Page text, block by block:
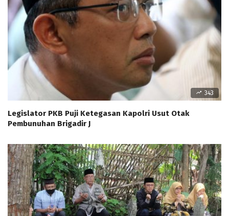
343
Legislator PKB Puji Ketegasan Kapolri Usut Otak
Pembunuhan Brigadir J